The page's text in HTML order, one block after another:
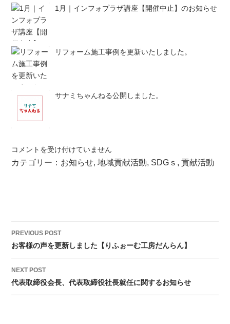
1月｜インフォプラザ講座【開催中止】のお知らせ
リフォーム施工事例を更新いたしました。
サナミちゃんねる公開しました。
第
3
れ
あ
い
民
ま
コメントを受け付けていません
カテゴリー： お知らせ,地域貢献活動, SDGｓ ,貢献活動
P
o
s
t
n
a
PREVIOUS POST
お客様の声を更新しました【りふぉーむ工房だんらん】
NEXT POST
代表取締役会長、代表取締役社長就任に関するお知らせ